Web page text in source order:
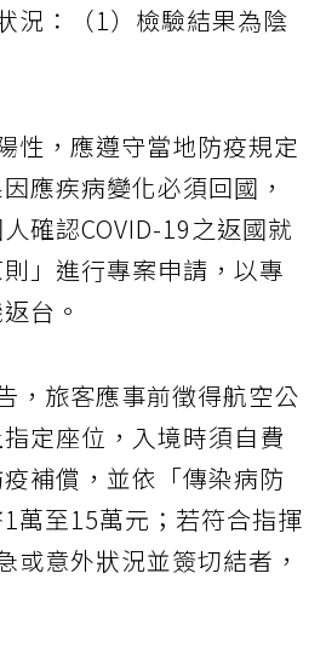
況：（1）檢驗結果為陰
性，應遵守當地防疫規定
應疾病變化必須回國，
確認COVID-19之返國就
」進行專案申請，以專
台。
，旅客應事前徵得航空公
定座位，入境時須自費
補償，並依「傳染病防
萬至15萬元；若符合指揮
或意外狀況並簽切結者，